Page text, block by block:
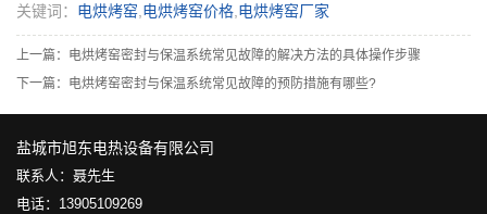
关键词： 电烘烤窑 电烘烤窑价格 电烘烤窑厂家
上一篇： 电烘烤窑密封与保温系统常见故障的解决方法的具体操作步骤
下一篇： 电烘烤窑密封与保温系统常见故障的预防措施有哪些?
盐城市旭东电热设备有限公司
联系人：聂先生
电话：13905109269